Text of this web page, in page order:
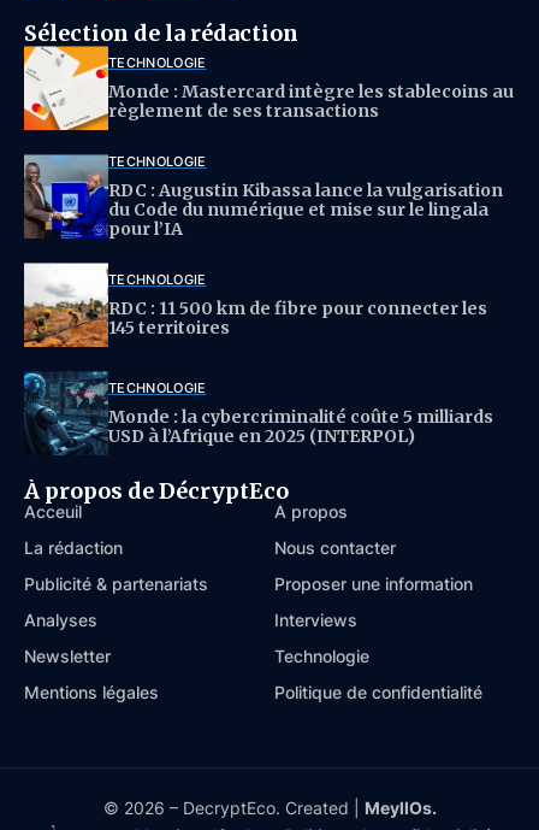
Sélection de la rédaction
TECHNOLOGIE
Monde : Mastercard intègre les stablecoins au
règlement de ses transactions
TECHNOLOGIE
RDC : Augustin Kibassa lance la vulgarisation
du Code du numérique et mise sur le lingala
pour l’IA
TECHNOLOGIE
RDC : 11 500 km de fibre pour connecter les
145 territoires
TECHNOLOGIE
Monde : la cybercriminalité coûte 5 milliards
USD à l’Afrique en 2025 (INTERPOL)
À propos de DécryptEco
Acceuil
À propos
La rédaction
Nous contacter
Publicité & partenariats
Proposer une information
Analyses
Interviews
Newsletter
Technologie
Mentions légales
Politique de confidentialité
© 2026 – DecryptEco. Created | MeyllOs.